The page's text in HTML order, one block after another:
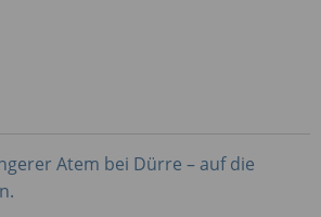
Atem bei Dürre – auf die